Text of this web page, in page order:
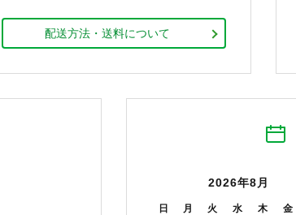
配送方法・送料について
2026年8月
日 月 火 水 木 金